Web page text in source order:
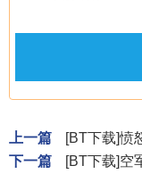
上一篇
[BT下载]愤
下一篇
[BT下载]空